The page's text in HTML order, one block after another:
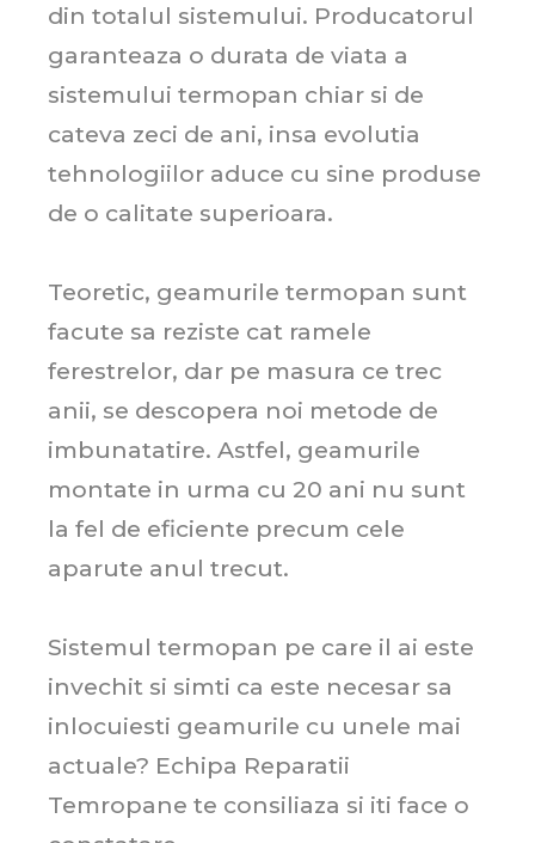
din totalul sistemului. Producatorul
garanteaza o durata de viata a
sistemului termopan chiar si de
cateva zeci de ani, insa evolutia
tehnologiilor aduce cu sine produse
de o calitate superioara.
Teoretic, geamurile termopan sunt
facute sa reziste cat ramele
ferestrelor, dar pe masura ce trec
anii, se descopera noi metode de
imbunatatire. Astfel, geamurile
montate in urma cu 20 ani nu sunt
la fel de eficiente precum cele
aparute anul trecut.
Sistemul termopan pe care il ai este
invechit si simti ca este necesar sa
inlocuiesti geamurile cu unele mai
actuale? Echipa Reparatii
Temropane te consiliaza si iti face o